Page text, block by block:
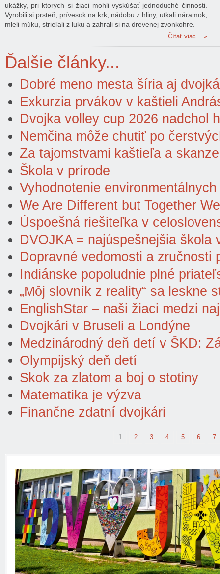
ukážky, pri ktorých si žiaci mohli vyskúšať jednoduché činnosti.
Vyrobili si prsteň, prívesok na krk, nádobu z hliny, utkali náramok,
mleli múku, strieľali z luku a zahrali si na drevenej zvonkohre.
Čítať viac...
Ďalšie články...
Dobré meno mesta šíria aj
Exkurzia prvákov v kaštieli
Dvojka volley cup 2026 nadchol
Nemčina môže chutiť po
Za tajomstvami kaštieľa a
Škola v prírode
Vyhodnotenie
We Are Different but Together
Úspoešná riešiteľka v
DVOJKA = najúspešnejšia
Dopravné vedomosti a zručnosti
Indiánske popoludnie plné
„Môj slovník z reality“ sa leskne
EnglishStar – naši žiaci medzi
Dvojkári v Bruseli a Londýne
Medzinárodný deň detí v ŠKD:
Olympijský deň detí
Skok za zlatom a boj o stotiny
Matematika je výzva
Finančne zdatní dvojkári
1 2 3 4 5 6 7